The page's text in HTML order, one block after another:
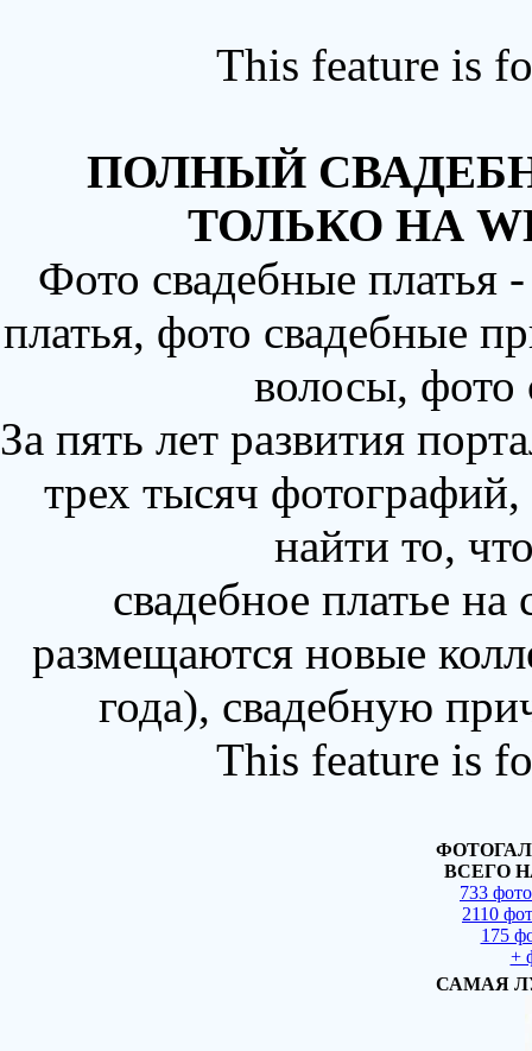
This feature is
ПОЛНЫЙ
ТОЛЬКО НА
Фото свадебные
платья, фото свадебные
волосы,
За пять лет развития
трех тысяч
найти то,
свадебное платье
размещаются новые
года), свадебную
This feature is
ВСЕГО
733
2110
175
+
САМАЯ